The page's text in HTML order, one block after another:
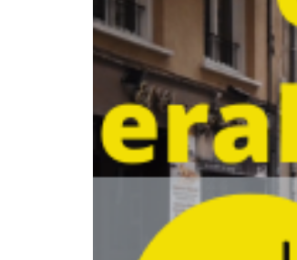
erakusleihora,
non
irekita
dauden
saltokien